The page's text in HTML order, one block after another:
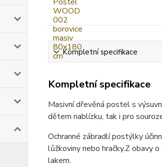
Kompletní specifikace
Kompletní specifikace
Masivní dřevěná postel s
dětem nablízku, tak i pro
Ochranné zábradlí postýlky
lůžkoviny nebo hračky.Z obavy
lakem.